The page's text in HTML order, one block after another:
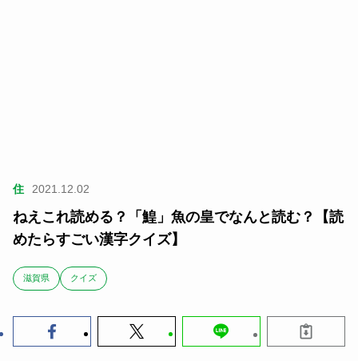
住 2021.12.02
ねえこれ読める？「鰉」魚の皇でなんと読む？【読
めたらすごい漢字クイズ】
滋賀県 クイズ